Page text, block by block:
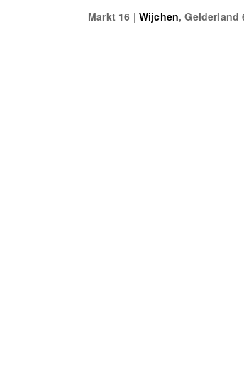
Markt 16 | Wijchen,Gelderland